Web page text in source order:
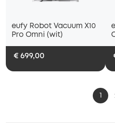
eufy Robot Vacuum X10
Pro Omni (wit)
€ 699,00
1